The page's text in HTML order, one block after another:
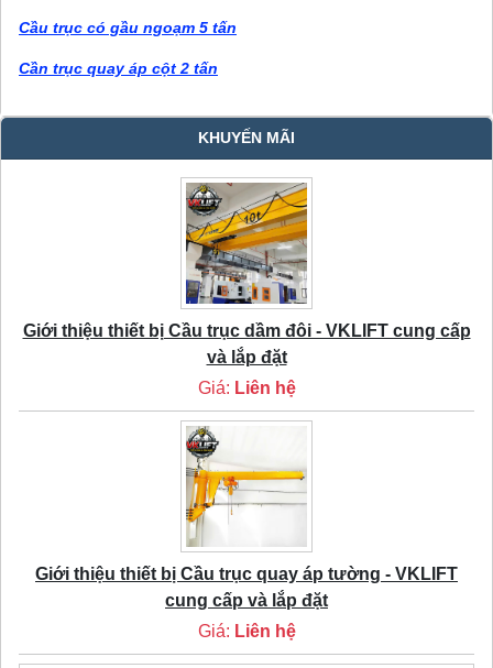
Cầu trục có gầu ngoạm 5 tấn
Cần trục quay áp cột 2 tấn
KHUYẾN MÃI
Giới thiệu thiết bị Cầu trục dầm đôi - VKLIFT cung cấp
và lắp đặt
Giá: Liên hệ
Giới thiệu thiết bị Cầu trục quay áp tường - VKLIFT
cung cấp và lắp đặt
Giá: Liên hệ